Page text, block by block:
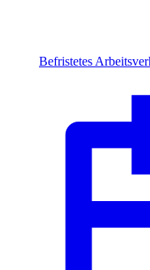
Befristetes